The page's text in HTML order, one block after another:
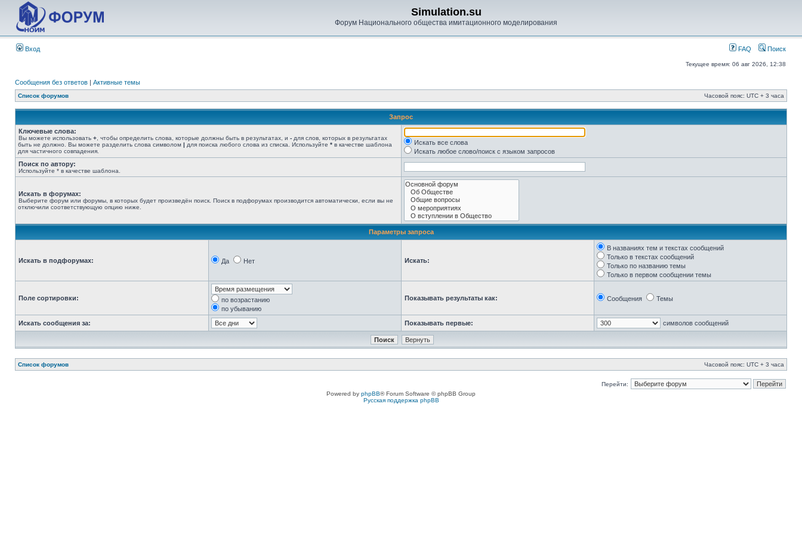
Simulation.su
Форум Национального общества имитационного моделирования
Вход FAQ Поиск
Текущее время: 06 авг 2026, 12:38
Сообщения без ответов | Активные темы
Список форумов Часовой пояс: UTC + 3 часа
Запрос
Ключевые слова:
Вы можете использовать + , чтобы определить слова, которые должны быть в результатах, и - для слов, которых в результатах
быть не должно. Вы можете разделить слова символом | для поиска любого слова из списка. Используйте * в качестве шаблона
для частичного совпадения.
Искать все слова
Искать любое слово/поиск с языком запросов
Поиск по автору:
Используйте * в качестве шаблона.
Искать в форумах:
Выберите форум или форумы, в которых будет произведён поиск. Поиск в подфорумах производится автоматически, если вы не
отключили соответствующую опцию ниже.
Параметры запроса
Искать в подфорумах: Да Нет Искать:
В названиях тем и текстах сообщений
Только в текстах сообщений
Только по названию темы
Только в первом сообщении темы
Поле сортировки:
по возрастанию
по убыванию
Показывать результаты как: Сообщения Темы
Искать сообщения за: Показывать первые: символов сообщений
Список форумов Часовой пояс: UTC + 3 часа
Перейти:
Powered by phpBB® Forum Software © phpBB Group
Русская поддержка phpBB